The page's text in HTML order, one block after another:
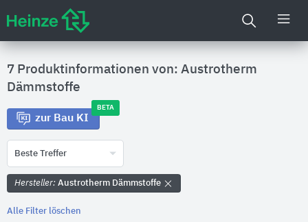
7 Produktinformationen von: Austrotherm
Dämmstoffe
zur Bau KI
BETA
Beste Treffer
Hersteller: Austrotherm Dämmstoffe
Alle Filter löschen